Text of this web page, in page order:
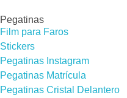
Pegatinas
Film para Faros
Stickers
Pegatinas Instagram
Pegatinas Matrícula
Pegatinas Cristal Delantero